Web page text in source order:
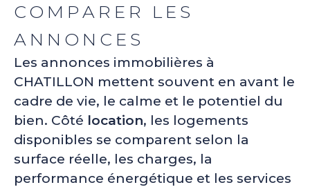
COMPARER LES
ANNONCES
Les annonces immobilières à
CHATILLON mettent souvent en avant le
cadre de vie, le calme et le potentiel du
bien. Côté location, les logements
disponibles se comparent selon la
surface réelle, les charges, la
performance énergétique et les services